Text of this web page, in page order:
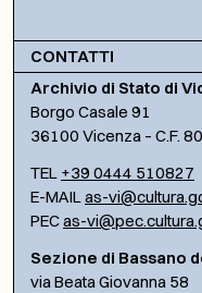
CONTATTI
Archivio di Stato di
Borgo Casale 91
36100 Vicenza – C.F.
TEL +39 0444 510827
E-MAILas-
PECas-
Sezione di Bassano
via Beata Giovanna 58